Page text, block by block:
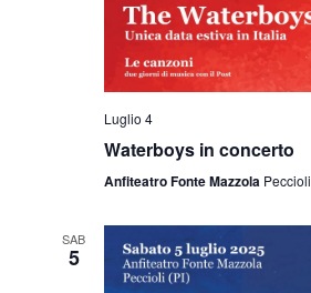
Luglio 4
Waterboys in concerto
Anfiteatro Fonte Mazzola Peccioli
SAB
5